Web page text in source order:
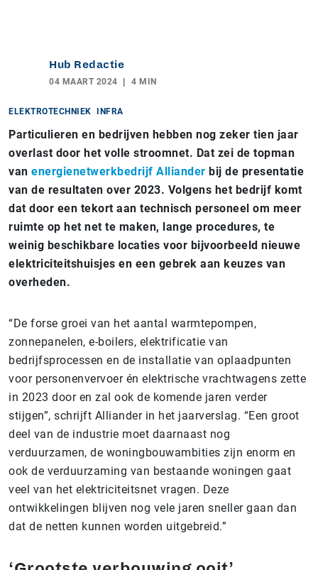
Hub Redactie
04 MAART 2024 4 MIN
ELEKTROTECHNIEK INFRA
Particulieren en bedrijven hebben nog zeker tien jaar
overlast door het volle stroomnet. Dat zei de topman
van energienetwerkbedrijf Alliander bij de presentatie
van de resultaten over 2023. Volgens het bedrijf komt
dat door een tekort aan technisch personeel om meer
ruimte op het net te maken, lange procedures, te
weinig beschikbare locaties voor bijvoorbeeld nieuwe
elektriciteitshuisjes en een gebrek aan keuzes van
overheden.
“De forse groei van het aantal warmtepompen,
zonnepanelen, e-boilers, elektrificatie van
bedrijfsprocessen en de installatie van oplaadpunten
voor personenvervoer én elektrische vrachtwagens zette
in 2023 door en zal ook de komende jaren verder
stijgen”, schrijft Alliander in het jaarverslag. “Een groot
deel van de industrie moet daarnaast nog
verduurzamen, de woningbouwambities zijn enorm en
ook de verduurzaming van bestaande woningen gaat
veel van het elektriciteitsnet vragen. Deze
ontwikkelingen blijven nog vele jaren sneller gaan dan
dat de netten kunnen worden uitgebreid.”